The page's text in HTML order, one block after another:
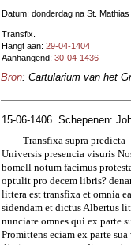
Datum: donderdag na St. Mathias
Transfix.
Hangt aan: 29-04-1404
Aanhangend: 30-04-1436
Bron: Cartularium van het
15-06-1406. Schepenen:
Transfixa supra predicta
Universis presencia visuris
bomell notum facimus
optulit pro decem libris?
littera est transfixa et omnia
sidendam et dictus Albertus
nunciare omnes qui ex parte
Promittens eciam ex parte